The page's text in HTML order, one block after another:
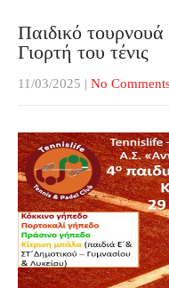
Παιδικό
Γιορτή του τένις
11/03/2025 | No